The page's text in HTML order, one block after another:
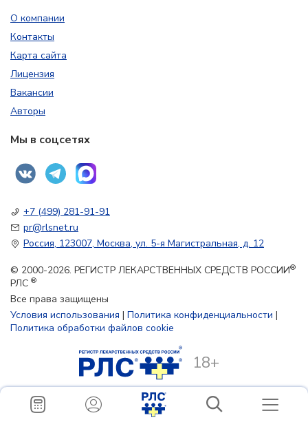
О компании
Контакты
Карта сайта
Лицензия
Вакансии
Авторы
Мы в соцсетях
+7 (499) 281-91-91
pr@rlsnet.ru
Россия, 123007, Москва, ул. 5-я Магистральная, д. 12
© 2000-2026. РЕГИСТР ЛЕКАРСТВЕННЫХ СРЕДСТВ РОССИИ®
РЛС ®
Все права защищены
Условия использования | Политика конфиденциальности |
Политика обработки файлов cookie
18+